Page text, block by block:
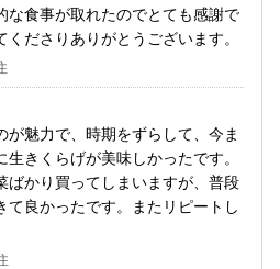
な食事が取れたのでとても感謝で
ださりありがとうございます。
が魅力で、時期をずらして、今ま
きくらげが美味しかったです。
ばかり買ってしまいますが、普段
て良かったです。またリピートし